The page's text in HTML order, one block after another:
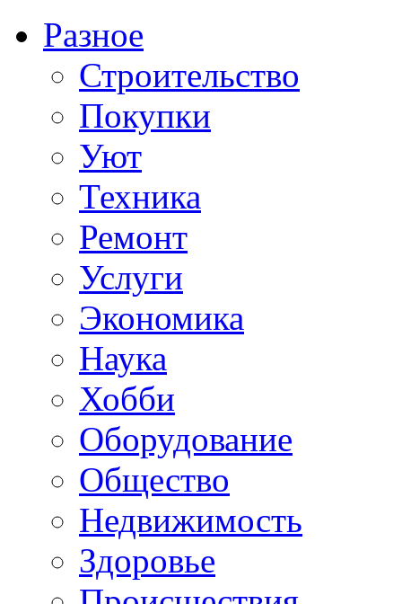
Разное
Строительство
Покупки
Уют
Техника
Ремонт
Услуги
Экономика
Наука
Хобби
Оборудование
Общество
Недвижимость
Здоровье